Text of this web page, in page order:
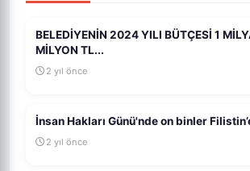
BELEDİYENİN 2024 YILI BÜTÇESİ 1
MİLYON TL...
2 yıl önce
İnsan Hakları Günü'nde on binler
2 yıl önce